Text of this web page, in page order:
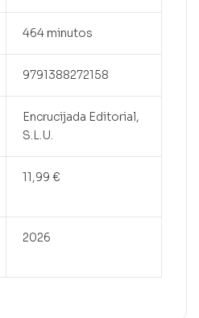
464 minutos
9791388272158
Encrucijada Editorial,
S.L.U.
11,99 €
2026